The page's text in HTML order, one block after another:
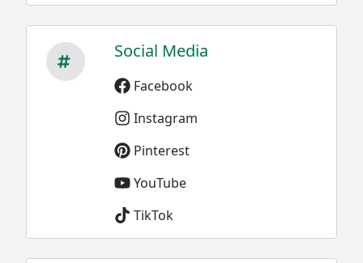
Social Media
Facebook
Instagram
Pinterest
YouTube
TikTok